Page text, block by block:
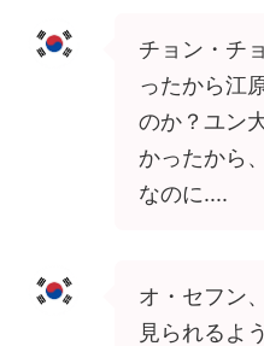
チョン・チ
ったから江
のか？ユン
かったから
なのに....
オ・セフン
見られるよ